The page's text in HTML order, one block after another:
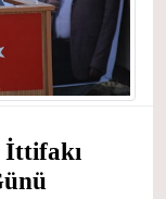
İttifakı